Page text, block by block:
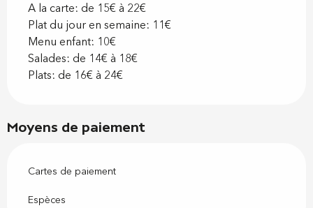
A la carte: de 15€ à 22€
Plat du jour en semaine: 11€
Menu enfant: 10€
Salades: de 14€ à 18€
Plats: de 16€ à 24€
Moyens de paiement
Cartes de paiement
Espèces